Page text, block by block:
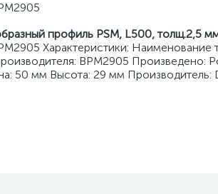
профиль PSM, L500, толщ.2,5
Характеристики: Наименование
BPM2905 Произведено:
50 мм Высота: 29 мм Производитель: